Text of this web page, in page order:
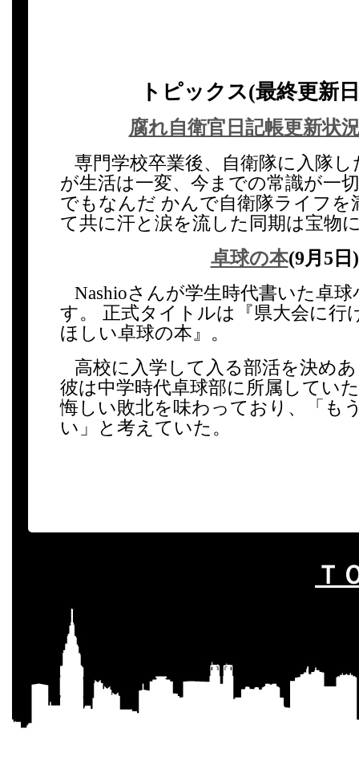
トピックス(最終更新
腐れ自衛官日記帳更新状
専門学校卒業後、自衛隊に入隊
が生活は一変、今までの常識が一
でもなんだ かんで自衛隊ライフを
て共に汗と涙を流した同期は宝物
卓球の本(9月5日)
Nashioさんが学生時代書いた卓
す。 正式タイトルは『県大会に行
ほしい卓球の本』。
高校に入学して入る部活を決め
彼は中学時代卓球部に所属してい
悔しい敗北を味わっており、「も
い」と考えていた。
Ｔ